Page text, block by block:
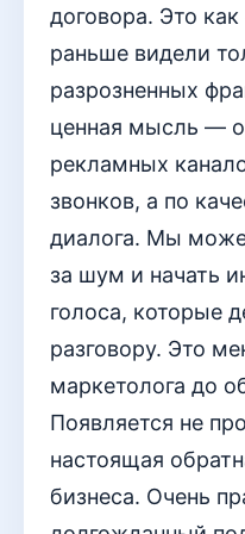
договора. Это
раньше видели
разрозненных
ценная мысль —
рекламных
звонков, а по
диалога. Мы
за шум и начать
голоса, которые
разговору. Это
маркетолога до
Появляется не
настоящая
бизнеса. Очень